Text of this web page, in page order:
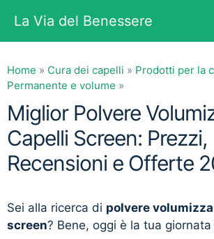
contenuto
La Via del Benessere
Home » Cura dei capelli » Prodotti per la
Permanente e volume »
Miglior Polvere
Capelli Screen: Prezzi,
Recensioni e Offerte
Sei alla ricerca di polvere
screen? Bene, oggi è la tua